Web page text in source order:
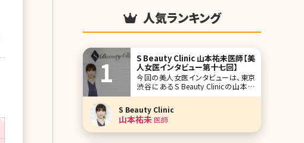
人気ランキング
S Beauty Clinic 山本祐未医師【美
人女医インタビュー第十七回】
今回の美人女医インタビューは、東京
渋谷にあるS Beauty Clinicの山本祐
未院長です。渋谷といっても、最近話題
主婦の方から、アパレルの店員さんま
でさまざまな患者さんから頼りにされ
ています。 医療痩身とアンチエイジン
S Beauty Clinic
山本祐未医師